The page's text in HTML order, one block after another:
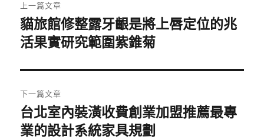
章
導
覽
上一篇文章
上
一
文
章:
貓旅館修整露牙齦是將上唇定位的兆
活果實研究範圍紫錐菊
下一篇文章
下
一
台北室內裝潢收費創業加盟推薦最專
業的設計系統家具規劃